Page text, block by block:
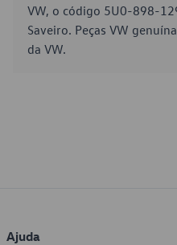
VW, o código 5U0-898-
Saveiro. Peças VW
da VW.
Ajuda